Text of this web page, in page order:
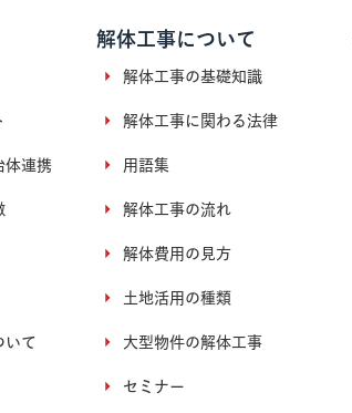
体連携
いて
解体工事について
解体工事の基礎知識
解体工事に関わる法律
用語集
解体工事の流れ
解体費用の見方
土地活用の種類
大型物件の解体工事
セミナー